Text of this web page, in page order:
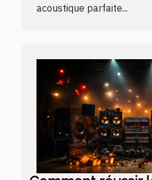
acoustique parfaite...